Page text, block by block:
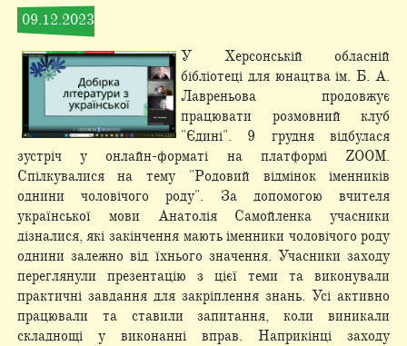
09.12.2023
У Херсонській обласній
бібліотеці для юнацтва ім. Б. А.
Лавреньова продовжує
працювати розмовний клуб
"Єдині". 9 грудня відбулася
зустріч у онлайн-форматі на платформі ZOOM.
Спілкувалися на тему "Родовий відмінок іменників
однини чоловічого роду". За допомогою вчителя
української мови Анатолія Самойленка учасники
дізналися, які закінчення мають іменники чоловічого роду
однини залежно від їхнього значення. Учасники заходу
переглянули презентацію з цієї теми та виконували
практичні завдання для закріплення знань. Усі активно
працювали та ставили запитання, коли виникали
складнощі у виконанні вправ. Наприкінці заходу